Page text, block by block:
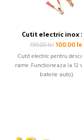
Cutit electric inox
190.00lei Prețul
inițial
a
fost:
190.00 lei.
100.00
Cutit electric pentru
rame. Functioneaza la 12
baterie auto).